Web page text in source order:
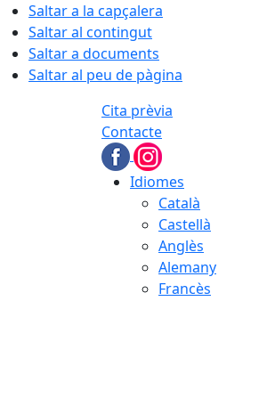
Saltar a la capçalera
Saltar al contingut
Saltar a documents
Saltar al peu de pàgina
Cita prèvia
Contacte
Idiomes
Català
Castellà
Anglès
Alemany
Francès